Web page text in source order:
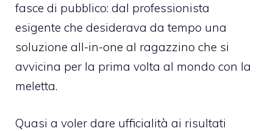
fasce di pubblico: dal professionista
esigente che desiderava da tempo una
soluzione all-in-one al ragazzino che si
avvicina per la prima volta al mondo con la
meletta.
Quasi a voler dare ufficialità ai risultati